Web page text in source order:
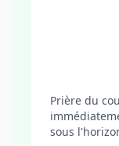
Prière du
sous